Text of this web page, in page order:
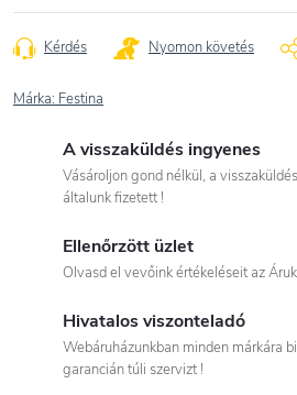
Kérdés Nyomon követés
Márka: Festina
A visszaküldés ingyenes
Vásároljon gond nélkül, a
általunk fizetett !
Ellenőrzött üzlet
Olvasd el vevőink értékeléseit az
Hivatalos viszonteladó
Webáruházunkban minden márkára
garancián túli szervizt !